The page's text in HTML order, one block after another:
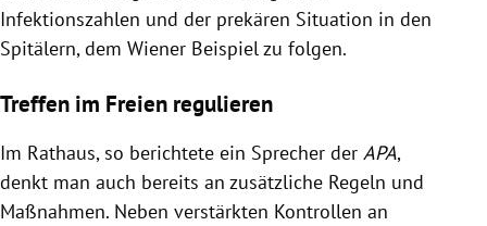
Infektionszahlen und der prekären Situation in den
Spitälern, dem Wiener Beispiel zu folgen.
Treffen im Freien regulieren
Im Rathaus, so berichtete ein Sprecher der APA,
denkt man auch bereits an zusätzliche Regeln und
Maßnahmen. Neben verstärkten Kontrollen an